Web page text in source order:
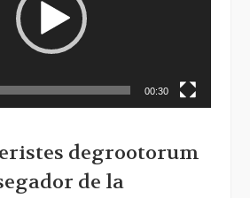
00:30
degrootorum
de la